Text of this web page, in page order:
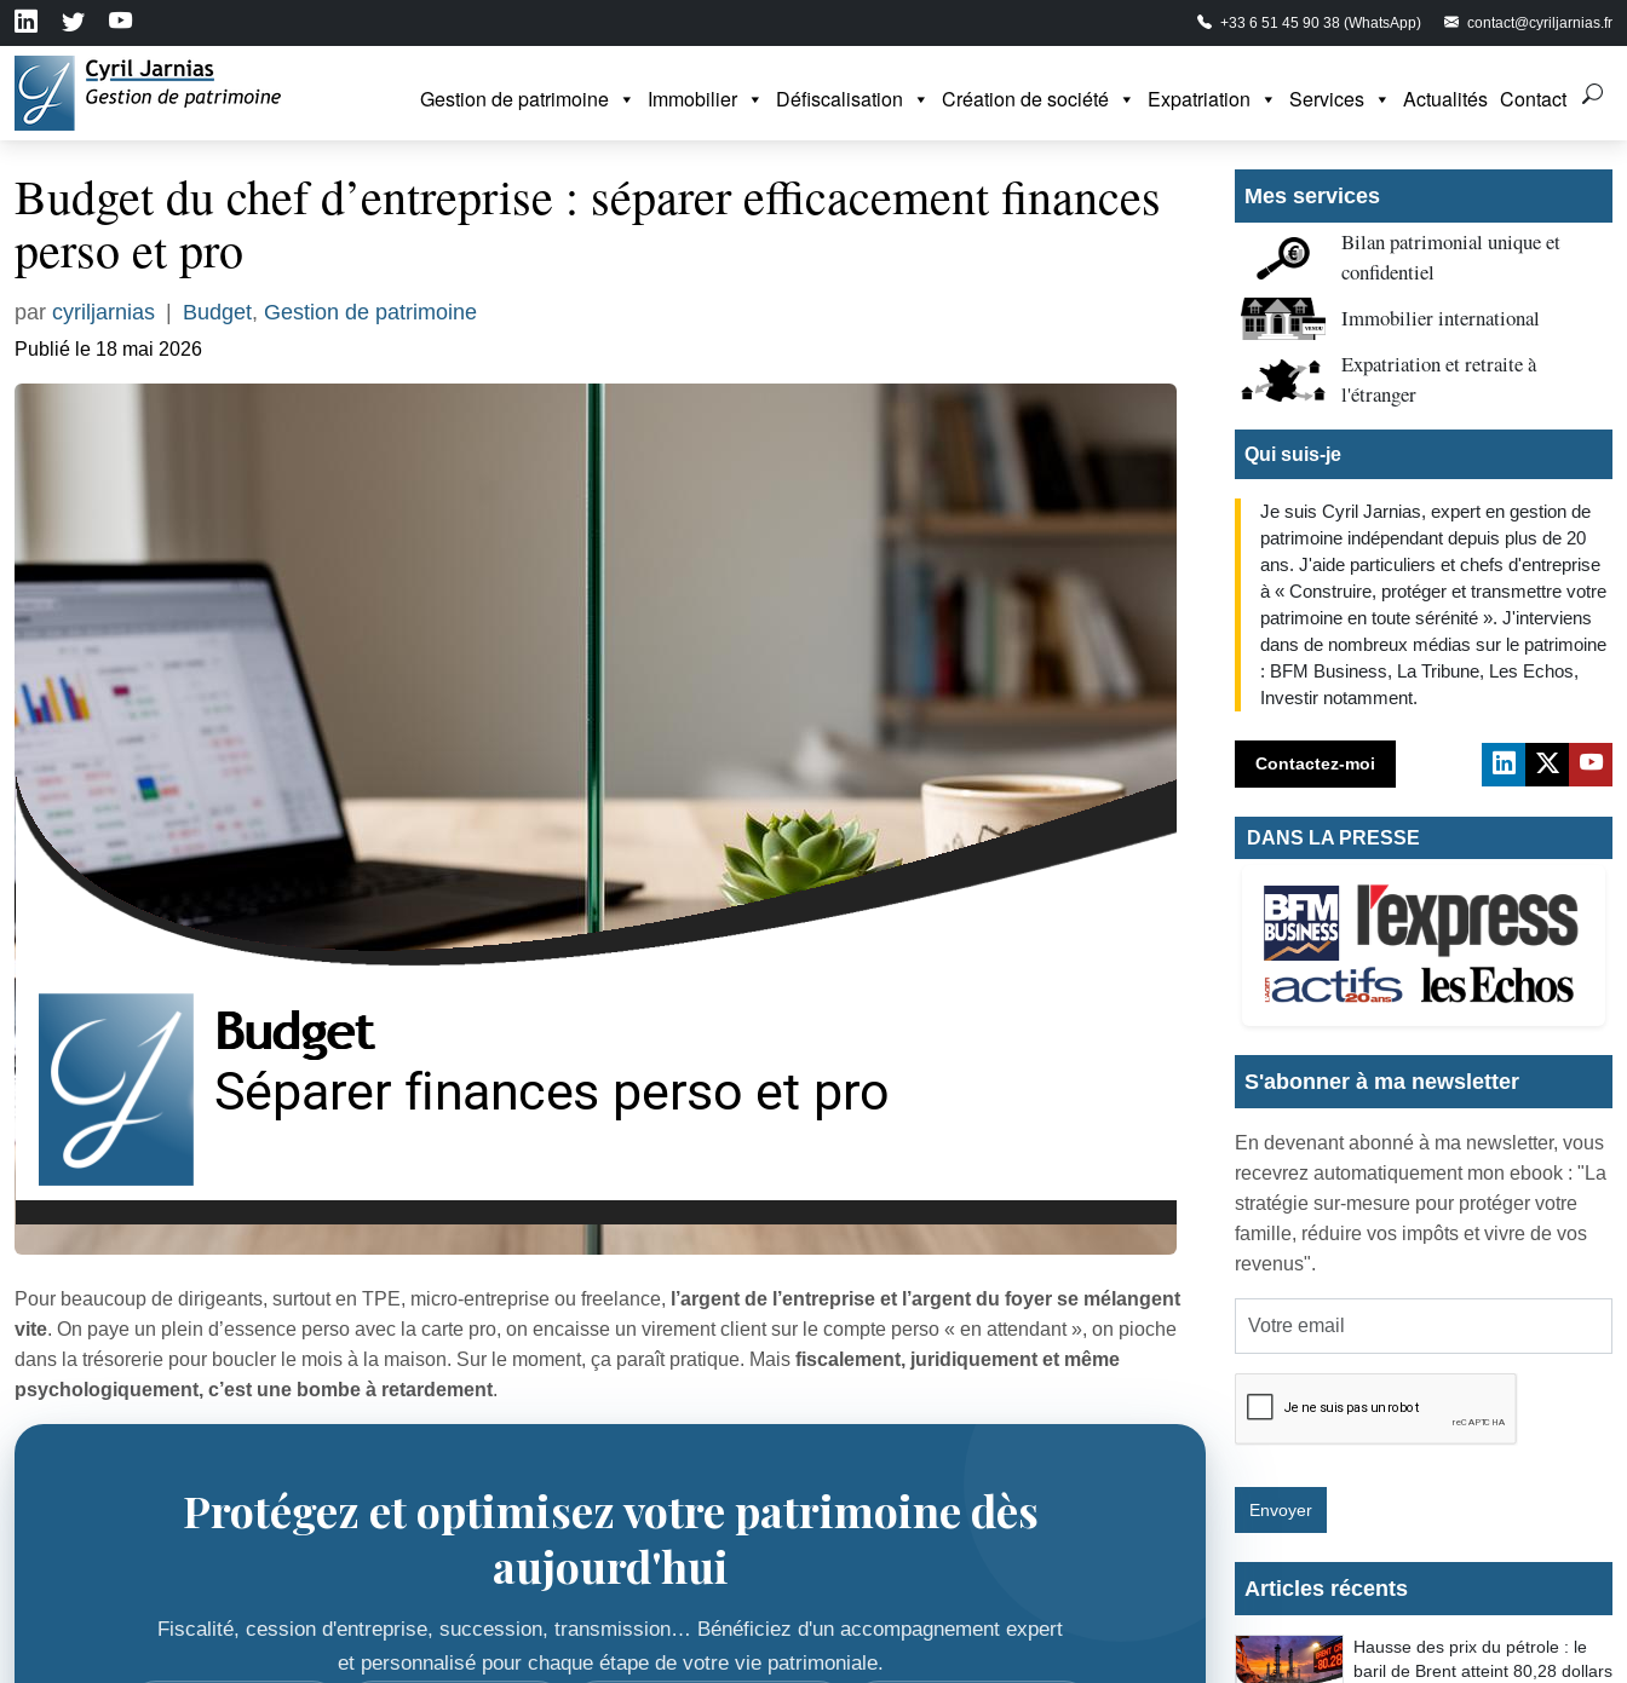
+33 6 51 45 90 38 (WhatsApp) contact@cyriljarnias.fr
Gestion de patrimoine Immobilier Défiscalisation Création de société Expatriation Services Actualités Contact
Budget du chef d’entreprise : séparer efficacement finances
perso et pro
par cyriljarnias Budget, Gestion de patrimoine
Publié le 18 mai 2026
Pour beaucoup de dirigeants, surtout en TPE, micro‑entreprise ou freelance, l’argent de l’entreprise et l’argent du foyer se mélangent
vite. On paye un plein d’essence perso avec la carte pro, on encaisse un virement client sur le compte perso « en attendant », on pioche
dans la trésorerie pour boucler le mois à la maison. Sur le moment, ça paraît pratique. Mais fiscalement, juridiquement et même
psychologiquement, c’est une bombe à retardement.
Protégez et optimisez votre patrimoine dès
aujourd'hui
Fiscalité, cession d'entreprise, succession, transmission… Bénéficiez d'un accompagnement expert
et personnalisé pour chaque étape de votre vie patrimoniale.
Mes services
Bilan patrimonial unique et
confidentiel
Immobilier international
Expatriation et retraite à
l'étranger
Qui suis-je
Je suis Cyril Jarnias, expert en gestion de
patrimoine indépendant depuis plus de 20
ans. J'aide particuliers et chefs d'entreprise
à « Construire, protéger et transmettre votre
patrimoine en toute sérénité ». J'interviens
dans de nombreux médias sur le patrimoine
: BFM Business, La Tribune, Les Echos,
Investir notamment.
Contactez-moi
DANS LA PRESSE
S'abonner à ma newsletter
En devenant abonné à ma newsletter, vous
recevrez automatiquement mon ebook : "La
stratégie sur-mesure pour protéger votre
famille, réduire vos impôts et vivre de vos
revenus".
Envoyer
Articles récents
Hausse des prix du pétrole : le
baril de Brent atteint 80,28 dollars